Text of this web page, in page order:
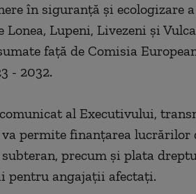
în siguranţă şi ecologizare
Lonea, Lupeni, Livezeni şi
faţă de Comisia
- 2032.
al Executivului,
permite finanţarea lucrărilor
precum şi plata
pentru angajaţii afectaţi.